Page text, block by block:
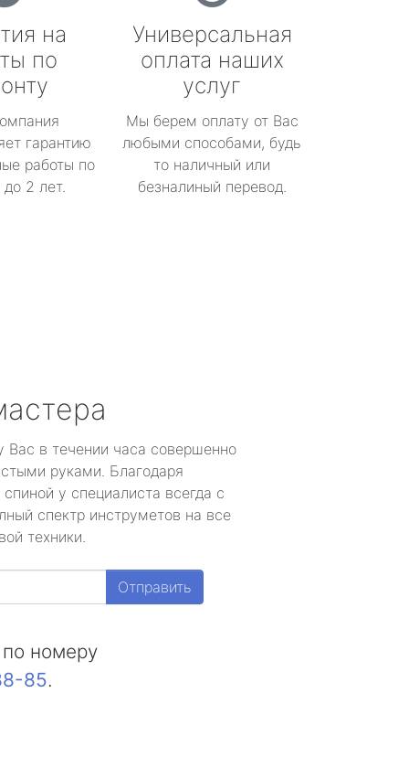
на
по
гарантию
работы по
2 лет.
Универсальная
оплата наших
услуг
Мы берем оплату от Вас
любыми способами, будь
то наличный или
безналиный перевод.
Вас в течении часа совершенно
руками. Благодаря
у специалиста всегда с
спектр инструметов на все
техники.
Отправить
номеру
85.